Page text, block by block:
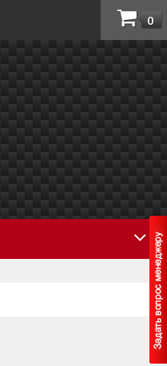
0